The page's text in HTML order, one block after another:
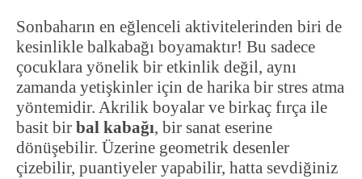
Sonbaharın en eğlenceli aktivitelerinden biri de
kesinlikle balkabağı boyamaktır! Bu sadece
çocuklara yönelik bir etkinlik değil, aynı
zamanda yetişkinler için de harika bir stres atma
yöntemidir. Akrilik boyalar ve birkaç fırça ile
basit bir bal kabağı, bir sanat eserine
dönüşebilir. Üzerine geometrik desenler
çizebilir, puantiyeler yapabilir, hatta sevdiğiniz